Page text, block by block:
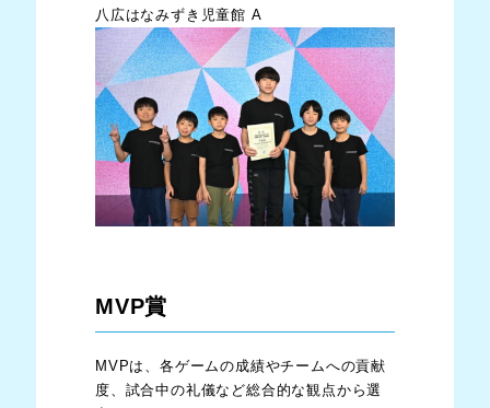
八広はなみずき児童館 A
MVP賞
MVPは、各ゲームの成績やチームへの貢献
度、試合中の礼儀など総合的な観点から選